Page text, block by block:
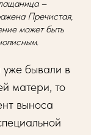
–
Пречистая,
может быть
уже бывали в
матери, то
выноса